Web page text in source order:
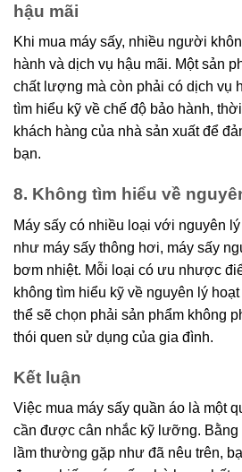
hậu mãi
Khi mua máy sấy, nhiều người
hành và dịch vụ hậu mãi. Một sản
chất lượng mà còn phải có dịch vụ
tìm hiểu kỹ về chế độ bảo hành,
khách hàng của nhà sản xuất để
bạn.
8. Không tìm hiểu về
Máy sấy có nhiều loại với nguyên
như máy sấy thông hơi, máy sấy
bơm nhiệt. Mỗi loại có ưu nhược
không tìm hiểu kỹ về nguyên lý
thể sẽ chọn phải sản phẩm không
thói quen sử dụng của gia đình.
Kết luận
Việc mua máy sấy quần áo là một
cần được cân nhắc kỹ lưỡng. Bằng
lầm thường gặp như đã nêu trên,